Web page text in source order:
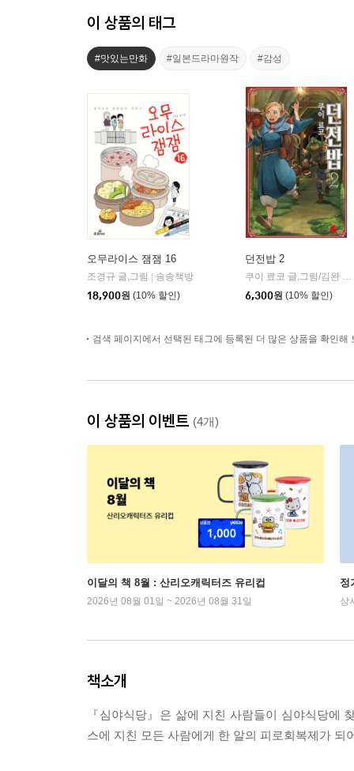
이 상품의 태그
#맛있는만화 #일본드라마원작 #감성
오무라이스 잼잼 16
조경규 글,그림
송송책방
18,900원 (10% 할인)
던전밥 2
쿠이 료코 글,그림/김완 역
6,300원 (10% 할인)
검색 페이지에서 선택된 태그에 등록된 더 많은 상품을 확인해
이 상품의 이벤트 (4개)
이달의 책 8월 : 산리오캐릭터즈 유리컵
2026년 08월 01일 ~ 2026년 08월 31일
정
상
책소개
『심야식당』은 삶에 지친 사람들이 심야식당에
스에 지친 모든 사람에게 한 알의 피로회복제가 되